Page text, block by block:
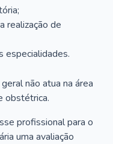
realização de
especialidades.
não atua na área
obstétrica.
profissional para o
uma avaliação